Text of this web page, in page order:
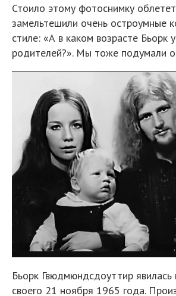
Стоило этому фотоснимку
замельтешили очень остроумные
стиле: «А в каком возрасте Бьорк
родителей?». Мы тоже подумали
Бьорк Гвюдмюндсдоуттир явилась
своего 21 ноября 1965 года.